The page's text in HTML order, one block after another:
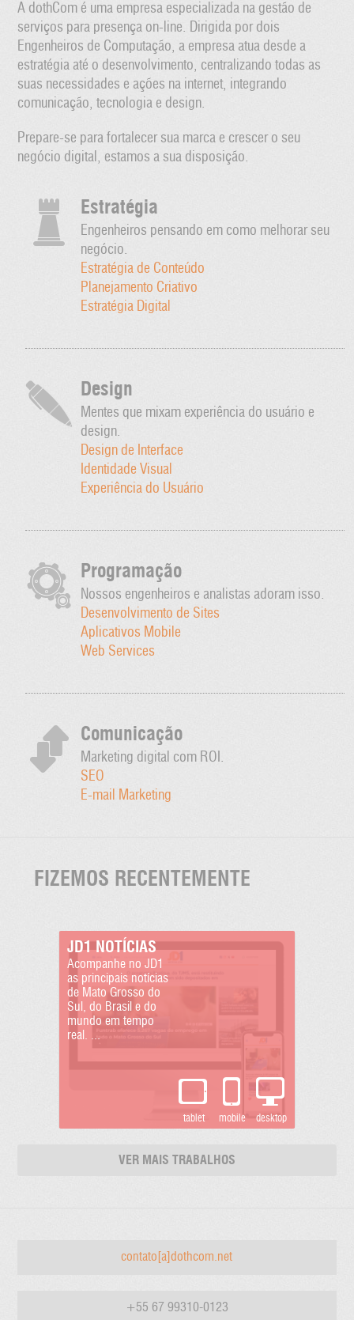
A dothCom é uma empresa especializada na gestão de
serviços para presença on-line. Dirigida por dois
Engenheiros de Computação, a empresa atua desde a
estratégia até o desenvolvimento, centralizando todas as
suas necessidades e ações na internet, integrando
comunicação, tecnologia e design.
Prepare-se para fortalecer sua marca e crescer o seu
negócio digital, estamos a sua disposição.
Estratégia
Engenheiros pensando em como melhorar seu
negócio.
Estratégia de Conteúdo
Planejamento Criativo
Estratégia Digital
Design
Mentes que mixam experiência do usuário e
design.
Design de Interface
Identidade Visual
Experiência do Usuário
Programação
Nossos engenheiros e analistas adoram isso.
Desenvolvimento de Sites
Aplicativos Mobile
Web Services
Comunicação
Marketing digital com ROI.
SEO
E-mail Marketing
FIZEMOS RECENTEMENTE
JD1 NOTÍCIAS
Acompanhe no JD1
as principais notícias
de Mato Grosso do
Sul, do Brasil e do
mundo em tempo
real. ...
desktop
mobile
tablet
A Agência Cidades éVER MAIS TRABALHOS
contato[a]dothcom.net
+55 67 99310-0123